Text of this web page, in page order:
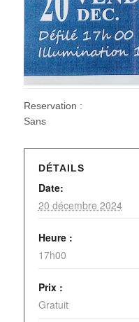
Reservation :
Sans
DÉTAILS
Date:
20 décembre 2024
Heure :
17h00
Prix :
Gratuit